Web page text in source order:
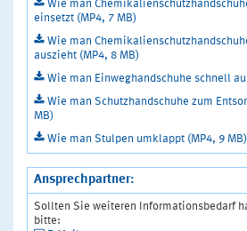
Wie man
einsetzt (MP4, 7 MB)
Wie man
auszieht (MP4, 8 MB)
Wie man Einweghandschuhe schnell
Wie man Schutzhandschuhe zum
MB)
Wie man Stulpen umklappt (MP4, 9 MB)
Ansprechpartner:
Sollten Sie weiteren Informationsbedarf
bitte: